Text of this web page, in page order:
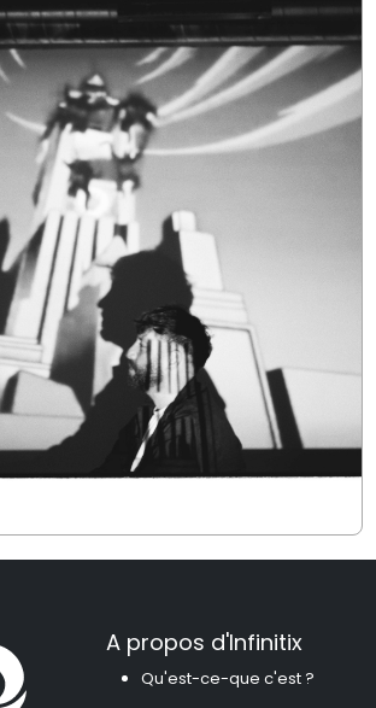
A propos d'Infinitix
Qu'est-ce-que c'est ?